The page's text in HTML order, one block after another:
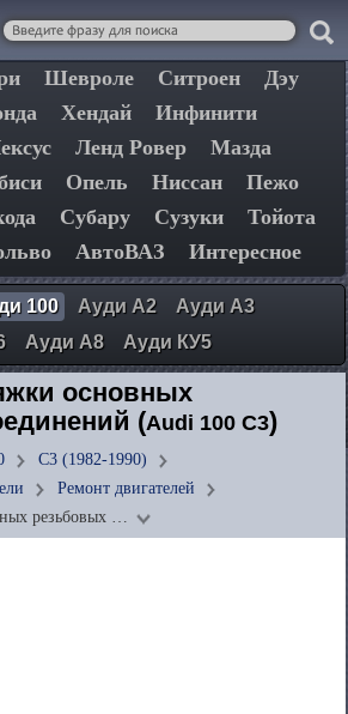
Шевроле Ситроен
Дэу
Хендай
Инфинити
Ленд Ровер
Мазда
Опель Ниссан
Пежо
Субару Сузуки
Тойота
АвтоВАЗ Интересное
100 Ауди А2
Ауди А3
Ауди А8 Ауди КУ5
основных
(Audi 100 C3)
C3 (1982-1990)
Ремонт двигателей
резьбовых …